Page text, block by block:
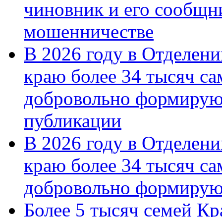
чиновник и его
мошенничестве
В 2026 году в
краю более 34 тысяч
добровольно
публикации
В 2026 году в
краю более 34 тысяч
добровольно
Более 5 тысяч семей